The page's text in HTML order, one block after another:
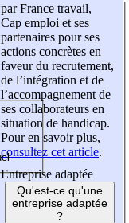
par France travail,
Cap emploi et ses
partenaires pour ses
actions concrètes en
faveur du recrutement,
de l’intégration et de
l’accompagnement de
ses collaborateurs en
situation de handicap.
Pour en savoir plus,
consultez cet article.
Entreprise adaptée
Qu'est-ce qu'une
entreprise adaptée
?